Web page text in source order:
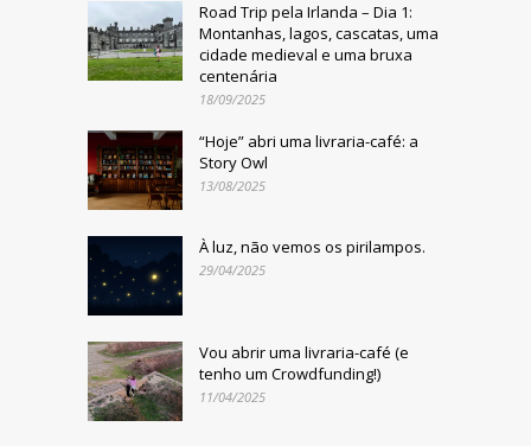
Road Trip pela Irlanda – Dia 1:
Montanhas, lagos, cascatas, uma
cidade medieval e uma bruxa
centenária
18/09/2025
“Hoje” abri uma livraria-café: a
Story Owl
13/08/2025
À luz, não vemos os pirilampos.
29/04/2025
Vou abrir uma livraria-café (e
tenho um Crowdfunding!)
11/04/2025